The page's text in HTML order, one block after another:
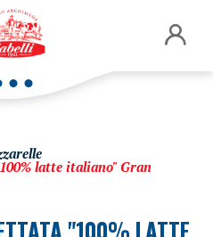
latte italiano" Gran
"100% LATTE